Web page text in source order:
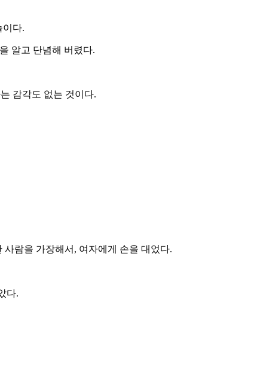
이다.
알고 단념해 버렸다.
감각도 없는 것이다.
람을 가장해서, 여자에게 손을 대었다.
다.